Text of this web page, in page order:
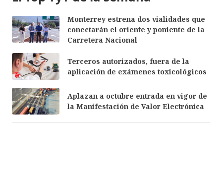
Monterrey estrena dos vialidades que
conectarán el oriente y poniente de la
Carretera Nacional
Terceros autorizados, fuera de la
aplicación de exámenes toxicológicos
Aplazan a octubre entrada en vigor de
la Manifestación de Valor Electrónica